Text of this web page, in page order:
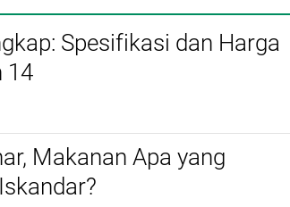
Spesifikasi dan Harga
14
Makanan Apa yang